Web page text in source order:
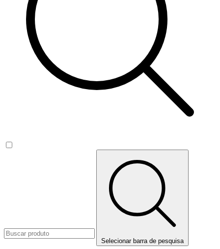
Selecionar barra de pesquisa